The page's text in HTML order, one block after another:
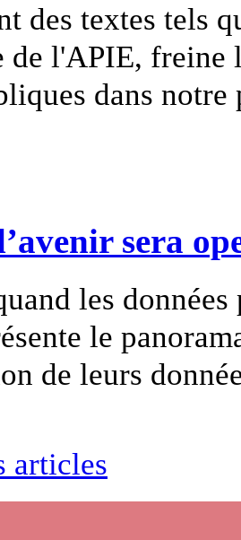
des textes tels
de l'APIE, freine
dans
sera
les
le
de leurs
articles